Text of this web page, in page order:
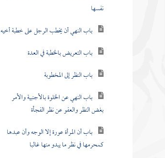
نفسها
باب النهي أن يخطب الرجل على خطبة أخيه
باب التعريض بالخطبة في العدة
باب النظر إلى المخطوبة
باب النهي عن الخلوة بالأجنبية والأمر
بغض النظر والعفو عن نظر الفجأة
باب أن المرأة عورة إلا الوجه وأن عبدها
كمحرمها في نظر ما يبدو منها غالبا